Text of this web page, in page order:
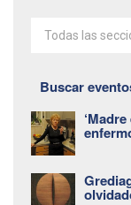
Todas las
Buscar